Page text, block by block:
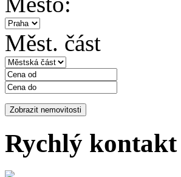
Měst. část
Rychlý kontakt